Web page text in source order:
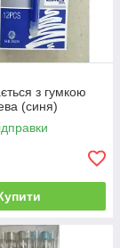
з гумкою
(синя)